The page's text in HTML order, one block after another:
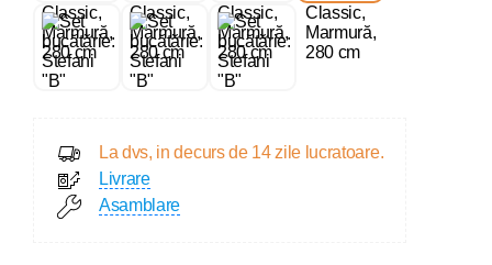
La dvs, in decurs de 14 zile lucratoare.
Livrare
Asamblare